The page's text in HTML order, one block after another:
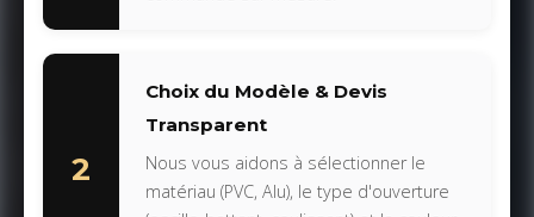
2
Choix du Modèle & Devis
Transparent
Nous vous aidons à sélectionner le
matériau (PVC, Alu), le type d'ouverture